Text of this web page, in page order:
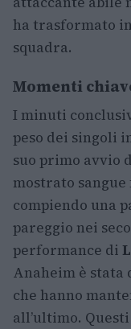
ha trasformato
squadra.
Momenti
I minuti
peso dei singoli
suo primo avvio
mostrato
compiendo una
pareggio nei
performance di
Anaheim è stata
che hanno
all’ultimo.